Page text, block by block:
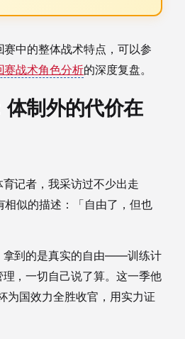
赛中的整体战术特点，可以参
赛战术角色分析的深度复盘。
制外的代价在
记者，我采访过不少出走
相似的描述：「自由了，但也
拿到的是真实的自由——训练计
，一切自己说了算。这一季他
为国效力全胜收官，用实力证